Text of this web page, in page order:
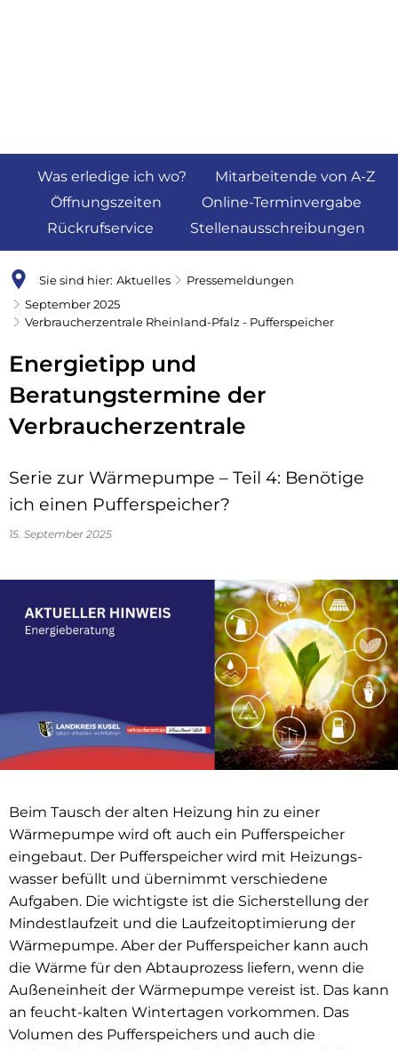
Was erledige ich wo?
Mitarbeitende von A-Z
Öffnungszeiten
Online-Terminvergabe
Rückrufservice
Stellenausschreibungen
Sie sind hier: Aktuelles
Pressemeldungen
September 2025
Verbraucherzentrale Rheinland-Pfalz - Pufferspeicher
Energietipp und
Beratungstermine der
Verbraucherzentrale
Serie zur Wärmepumpe – Teil 4: Benötige
ich einen Pufferspeicher?
15. September 2025
Beim Tausch der alten Heizung hin zu einer
Wärmepumpe wird oft auch ein Pufferspeicher
eingebaut. Der Pufferspeicher wird mit Heizungs­
wasser befüllt und über­nimmt verschiedene
Aufgaben. Die wichtigste ist die Sicherstellung der
Mindestlaufzeit und die Laufzeitoptimierung der
Wärmepumpe. Aber der Pufferspeicher kann auch
die Wärme für den Abtauprozess liefern, wenn die
Außeneinheit der Wärmepumpe vereist ist. Das kann
an feucht-kalten Wintertagen vorkommen. Das
Volumen des Pufferspeichers und auch die